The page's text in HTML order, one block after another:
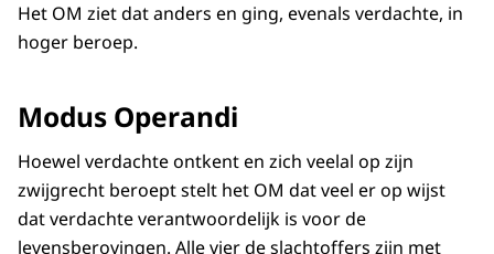
Het OM ziet dat anders en ging, evenals verdachte, in
hoger beroep.
Modus Operandi
Hoewel verdachte ontkent en zich veelal op zijn
zwijgrecht beroept stelt het OM dat veel er op wijst
dat verdachte verantwoordelijk is voor de
levensberovingen. Alle vier de slachtoffers zijn met